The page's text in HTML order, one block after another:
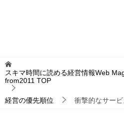
スキマ時間に読める経営情報Web
from2011 TOP
経営の優先順位 衝撃的なサービ